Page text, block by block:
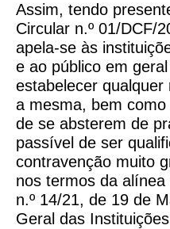
Assim, tendo
Circular n.º 01/DCF/
apela-se às
e ao público em
estabelecer
a mesma, bem
de se absterem de
passível de ser
contravenção muito
nos termos da
n.º 14/21, de 19 de
Geral das